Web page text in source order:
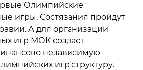
Олимпийские
игры. Состязания пройдут
А для организации
игр МОК создаст
независимую
игр структуру.